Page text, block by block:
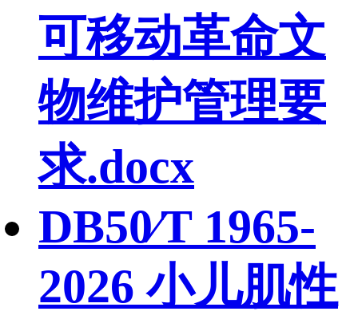
可移动革命文
物维护管理要
求.docx
DB50∕T 1965-
2026 小儿肌性